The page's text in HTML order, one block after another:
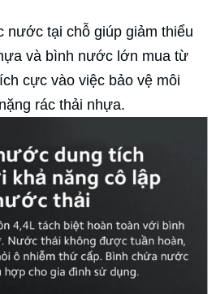
nước tại chỗ giúp giảm thiểu
và bình nước lớn mua từ
cực vào việc bảo vệ môi
rác thải nhựa.